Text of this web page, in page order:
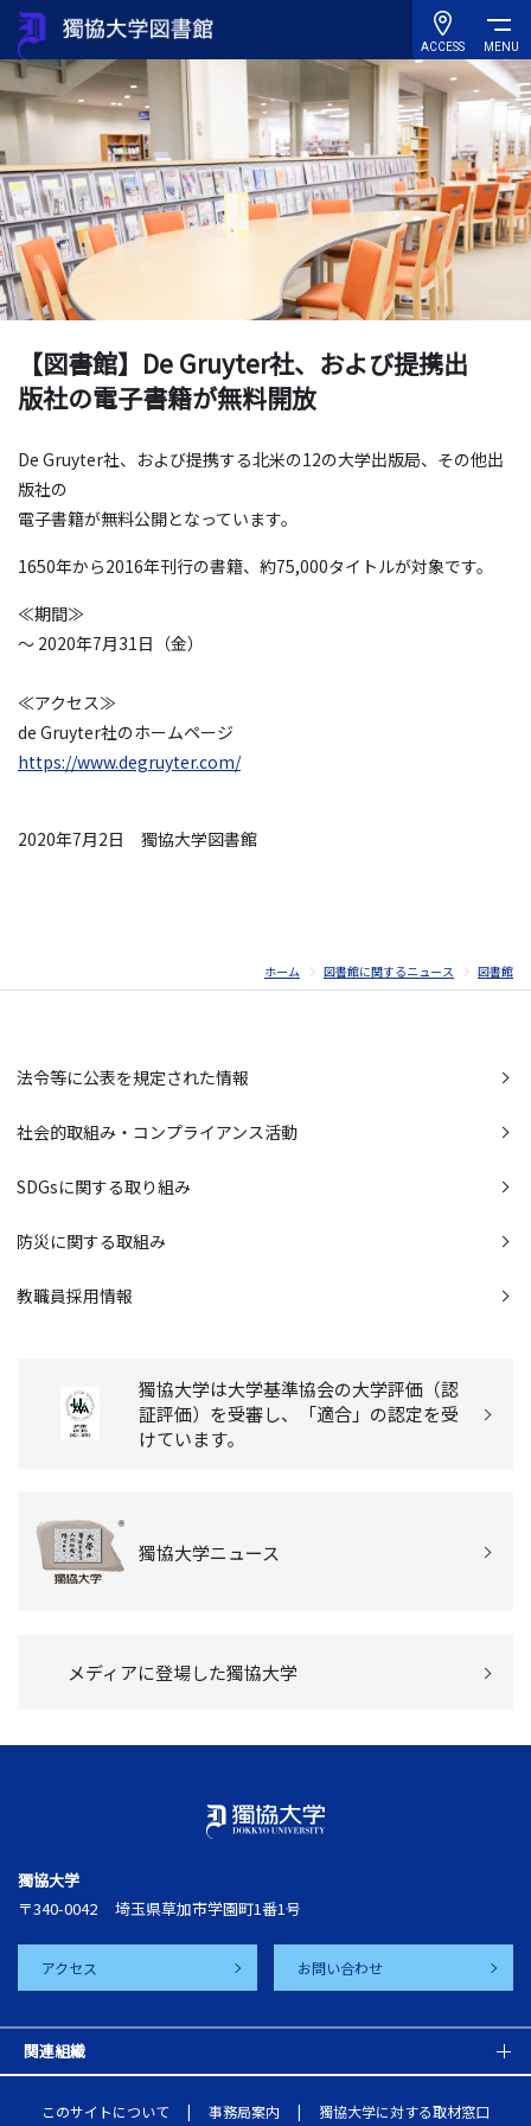
ACCESS MENU
【図書館】De Gruyter社、および提携出
版社の電子書籍が無料開放
De Gruyter社、および提携する北米の12の大学出版局、その他出
版社の
電子書籍が無料公開となっています。
1650年から2016年刊行の書籍、約75,000タイトルが対象です。
≪期間≫
～ 2020年7月31日（金）
≪アクセス≫
de Gruyter社のホームページ
https://www.degruyter.com/
2020年7月2日 獨協大学図書館
ホーム 図書館に関するニュース 図書館
法令等に公表を規定された情報
社会的取組み・コンプライアンス活動
SDGsに関する取り組み
防災に関する取組み
教職員採用情報
獨協大学は大学基準協会の大学評価（認
証評価）を受審し、「適合」の認定を受
けています。
獨協大学ニュース
メディアに登場した獨協大学
獨協大学
〒340-0042
埼玉県草加市学園町1番1号
アクセス お問い合わせ
関連組織
このサイトについて 事務局案内 獨協大学に対する取材窓口